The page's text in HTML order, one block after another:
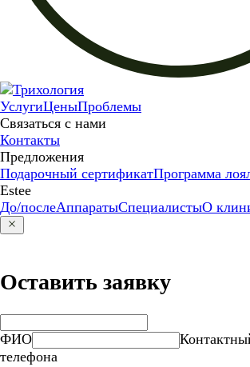
УслугиЦеныПроблемы
Связаться с нами
Контакты
Предложения
Подарочный сертификатПрограмма
Estee
До/послеАппаратыСпециалистыО
Оставить заявку
ФИО
телефона